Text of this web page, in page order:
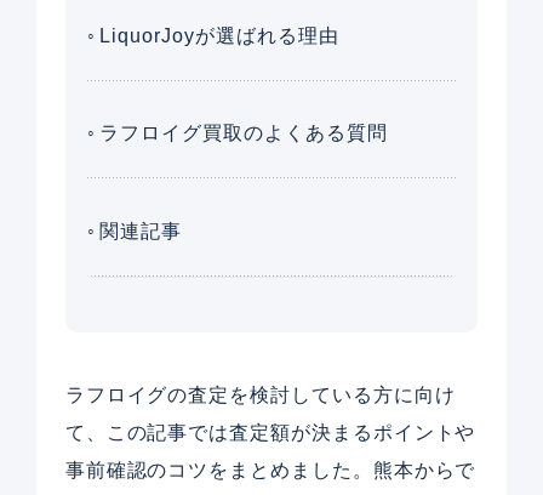
LiquorJoyが選ばれる理由
ラフロイグ買取のよくある質問
関連記事
ラフロイグの査定を検討している方に向け
て、この記事では査定額が決まるポイントや
事前確認のコツをまとめました。熊本からで